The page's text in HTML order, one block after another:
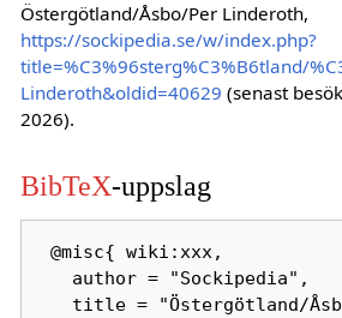
Östergötland/Åsbo/Per Linderoth,
https://sockipedia.se/w/index.php?
title=%C3%96sterg%C3%B6tland/
Linderoth&oldid=40629 (senast
2026).
BibTeX-uppslag
@misc{ wiki:xxx,